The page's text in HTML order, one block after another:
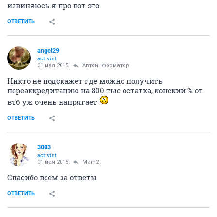
извиняюсь я про вот это
ОТВЕТИТЬ
angel29
activist
01 мая 2015 Автоинформатор
Никто не подскажет где можно получить
переаккредитацию на 800 тыс остатка, конский % от
втб уж очень напрягает
ОТВЕТИТЬ
3003
activist
01 мая 2015 Mam2
Спасибо всем за ответы
ОТВЕТИТЬ